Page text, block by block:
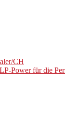
CH
Power für die